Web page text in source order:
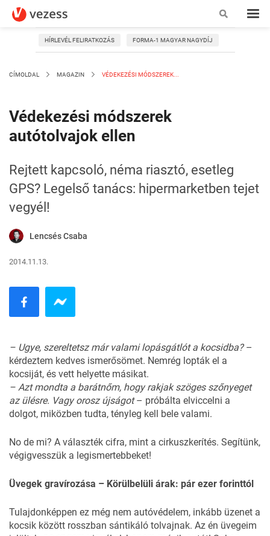
HÍRLEVÉL FELIRATKOZÁS FORMA-1 MAGYAR NAGYDÍJ
CÍMOLDAL MAGAZIN VÉDEKEZÉSI MÓDSZEREK...
Védekezési módszerek
autótolvajok ellen
Rejtett kapcsoló, néma riasztó, esetleg
GPS? Legelső tanács: hipermarketben tejet
vegyél!
Lencsés Csaba
2014.11.13.
– Ugye, szereltetsz már valami lopásgátlót a kocsidba?–
kérdeztem kedves ismerősömet. Nemrég lopták el a
kocsiját, és vett helyette másikat.
– Azt mondta a barátnőm, hogy rakjak szöges szőnyeget
az ülésre. Vagy orosz újságot– próbálta elviccelni a
dolgot, miközben tudta, tényleg kell bele valami.
No de mi? A választék cifra, mint a cirkuszkerítés. Segítünk,
végigvesszük a legismertebbeket!
Üvegek gravírozása – Körülbelüli árak: pár ezer forinttól
Tulajdonképpen ez még nem autóvédelem, inkább üzenet a
kocsik között rosszban sántikáló tolvajnak. Az én üvegeim